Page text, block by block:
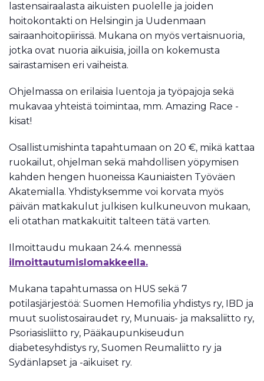
lastensairaalasta aikuisten puolelle ja joiden
hoitokontakti on Helsingin ja Uudenmaan
sairaanhoitopiirissä. Mukana on myös vertaisnuoria,
jotka ovat nuoria aikuisia, joilla on kokemusta
sairastamisen eri vaiheista.
Ohjelmassa on erilaisia luentoja ja työpajoja sekä
mukavaa yhteistä toimintaa, mm. Amazing Race -
kisat!
Osallistumishinta tapahtumaan on 20 €, mikä kattaa
ruokailut, ohjelman sekä mahdollisen yöpymisen
kahden hengen huoneissa Kauniaisten Työväen
Akatemialla. Yhdistyksemme voi korvata myös
päivän matkakulut julkisen kulkuneuvon mukaan,
eli otathan matkakuitit talteen tätä varten.
Ilmoittaudu mukaan 24.4. mennessä
ilmoittautumislomakkeella.
Mukana tapahtumassa on HUS sekä 7
potilasjärjestöä: Suomen Hemofilia yhdistys ry, IBD ja
muut suolistosairaudet ry, Munuais- ja maksaliitto ry,
Psoriasisliitto ry, Pääkaupunkiseudun
diabetesyhdistys ry, Suomen Reumaliitto ry ja
Sydänlapset ja -aikuiset ry.